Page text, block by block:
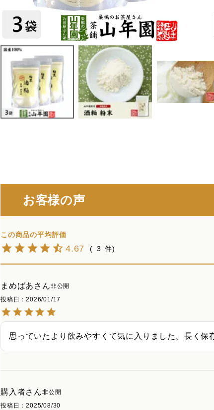
お客様の声
4.67 3
まめばあ
非公開
投稿日
2026/01/17
思っていたより飲みやすくて気に入りました。長く保
購入者
非公開
投稿日
2025/08/30